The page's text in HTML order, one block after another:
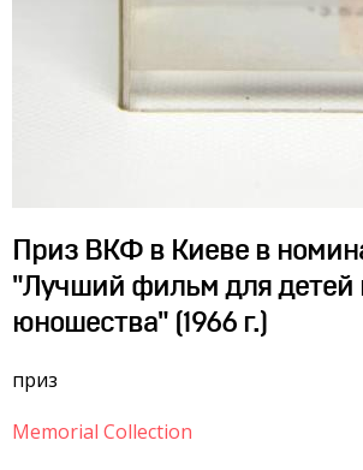
Приз ВКФ в Киеве в
"Лучший фильм для детей
юношества" (1966 г.)
приз
Memorial Collection